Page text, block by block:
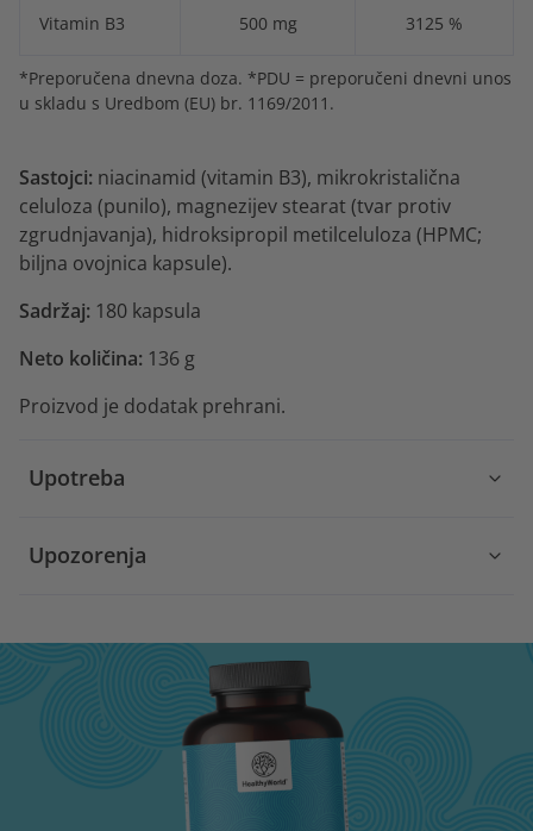
Vitamin B3 500 mg 3125 %
*Preporučena dnevna doza. *PDU = preporučeni dnevni unos
u skladu s Uredbom (EU) br. 1169/2011.
Sastojci: niacinamid (vitamin B3), mikrokristalična
celuloza (punilo), magnezijev stearat (tvar protiv
zgrudnjavanja), hidroksipropil metilceluloza (HPMC;
biljna ovojnica kapsule).
Sadržaj: 180 kapsula
Neto količina: 136 g
Proizvod je dodatak prehrani.
Upotreba
Upozorenja